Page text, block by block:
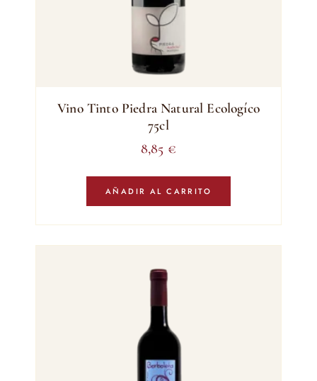
Vino Tinto Piedra Natural Ecologíco
75cl
8,85 €
AÑADIR AL CARRITO